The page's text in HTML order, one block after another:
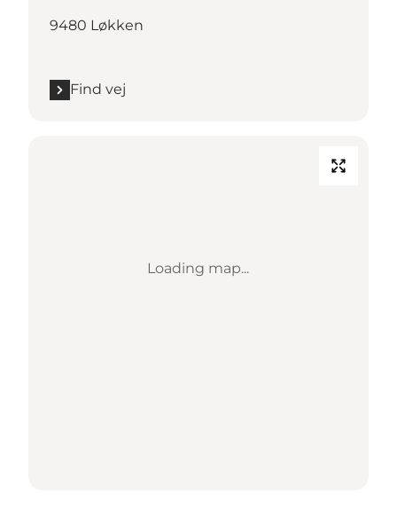
9480 Løkken
Find vej
Loading map...